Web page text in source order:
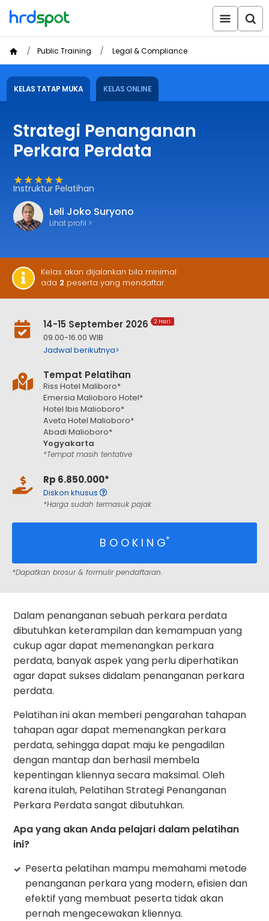
Public Training Legal & Compliance
KELAS TATAP MUKA KELAS ONLINE
Strategi Penanganan
Perkara Perdata
★★★★★
Instruktur Pelatihan
Leli Joko Suryono
Lihat profil >
Kelas akan dijalankan bila minimal
ada 2 peserta yang mendaftar.
14-15 September 2026 2 Hari
09.00-16.00 WIB
Jadwal berikutnya>
Tempat Pelatihan
Riss Hotel Maliboro*
Emersia Malioboro Hotel*
Hotel Ibis Malioboro*
Aveta Hotel Malioboro*
Abadi Malioboro*
Yogyakarta
*Tempat masih tentative
Rp 6.850.000*
Diskon khusus
*Harga sudah termasuk pajak
B O O K I N G*
*Dapatkan brosur & formulir pendaftaran.
Dalam penanganan sebuah perkara perdata
dibutuhkan keterampilan dan kemampuan yang
cukup agar dapat memenangkan perkara
perdata, banyak aspek yang perlu diperhatikan
agar dapat sukses didalam penanganan perkara
perdata.
Pelatihan ini akan memberi pengarahan tahapan
tahapan agar dapat memenangkan perkara
perdata, sehingga dapat maju ke pengadilan
dengan mantap dan berhasil membela
kepentingan kliennya secara maksimal. Oleh
karena itulah, Pelatihan Strategi Penanganan
Perkara Perdata sangat dibutuhkan.
Apa yang akan Anda pelajari dalam pelatihan
ini?
Peserta pelatihan mampu memahami metode
penanganan perkara yang modern, efisien dan
efektif yang membuat peserta tidak akan
pernah mengecewakan kliennya.